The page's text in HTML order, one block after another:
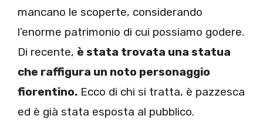
mancano le scoperte, considerando
l’enorme patrimonio di cui possiamo godere.
Di recente, è stata trovata una statua
che raffigura un noto personaggio
fiorentino. Ecco di chi si tratta, è pazzesca
ed è già stata esposta al pubblico.